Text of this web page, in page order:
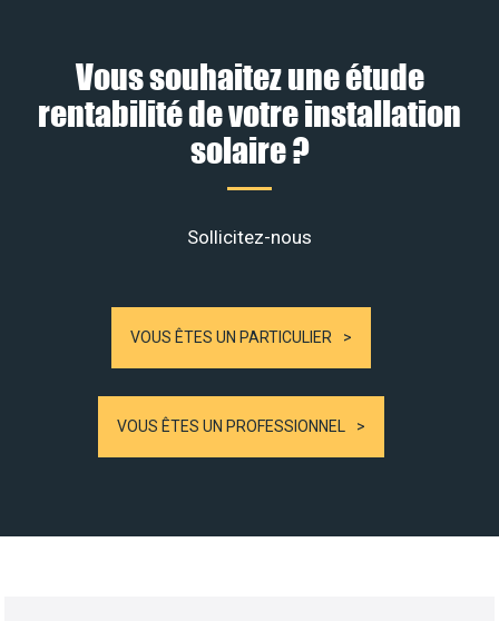
Vous souhaitez une étude
rentabilité de votre installation
solaire ?
Sollicitez-nous
VOUS ÊTES UN PARTICULIER
VOUS ÊTES UN PROFESSIONNEL